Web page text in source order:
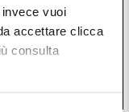
vuoi
accettare clicca
consulta